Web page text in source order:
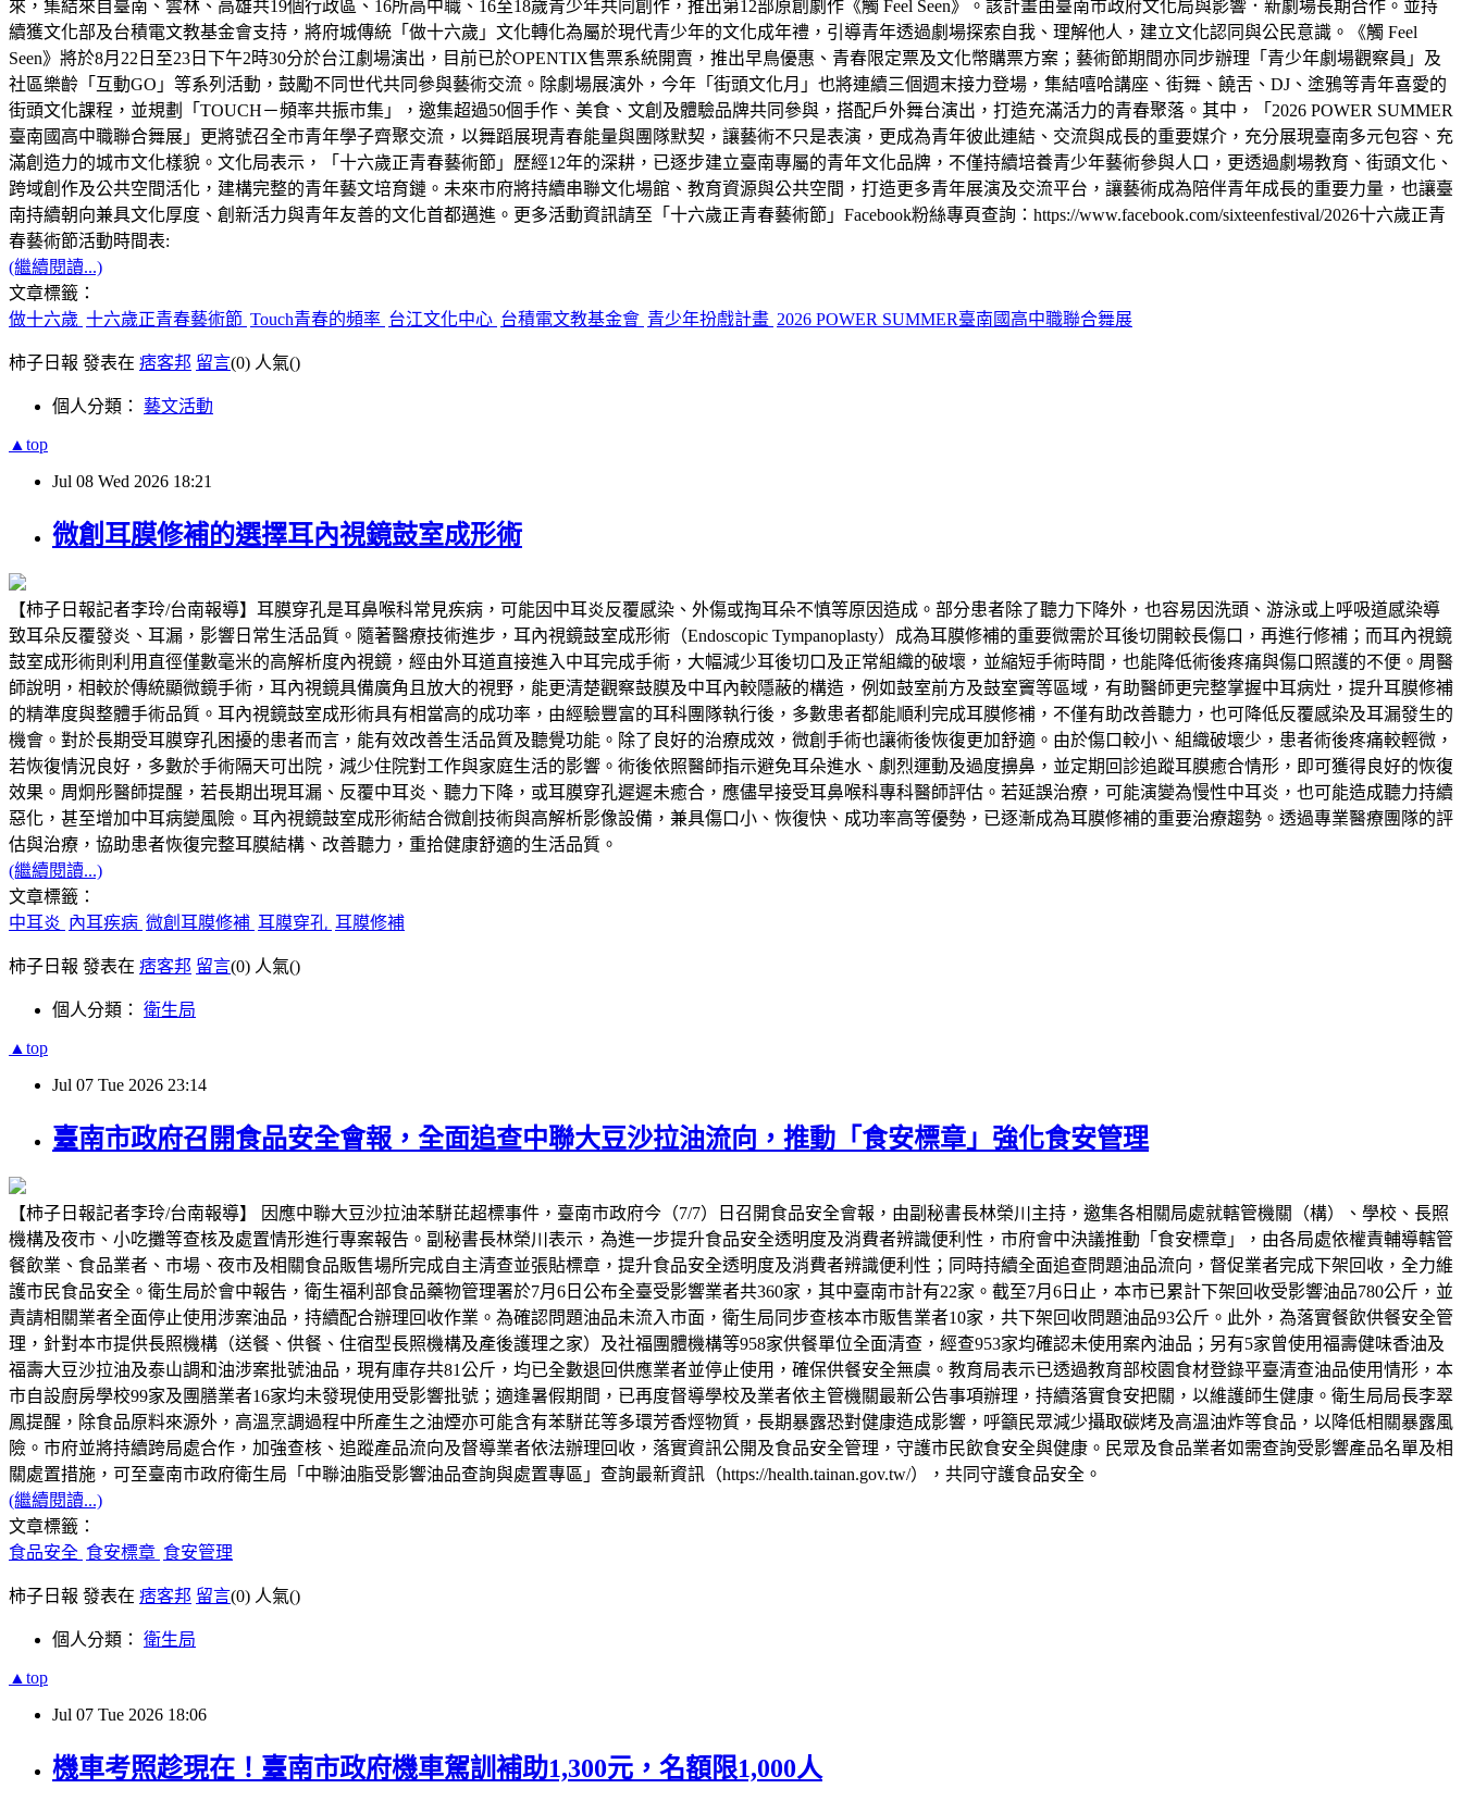
來，集結來自臺南、雲林、高雄共19個行政區、16所高中職、16至18歲青少年共同創作，推出第12部原創劇作《觸 Feel Seen》。該計畫由臺南市政府文化局與影響．新劇場長期合作。並持
續獲文化部及台積電文教基金會支持，將府城傳統「做十六歲」文化轉化為屬於現代青少年的文化成年禮，引導青年透過劇場探索自我、理解他人，建立文化認同與公民意識。《觸 Feel
Seen》將於8月22日至23日下午2時30分於台江劇場演出，目前已於OPENTIX售票系統開賣，推出早鳥優惠、青春限定票及文化幣購票方案；藝術節期間亦同步辦理「青少年劇場觀察員」及
社區樂齡「互動GO」等系列活動，鼓勵不同世代共同參與藝術交流。除劇場展演外，今年「街頭文化月」也將連續三個週末接力登場，集結嘻哈講座、街舞、饒舌、DJ、塗鴉等青年喜愛的
街頭文化課程，並規劃「TOUCH－頻率共振市集」，邀集超過50個手作、美食、文創及體驗品牌共同參與，搭配戶外舞台演出，打造充滿活力的青春聚落。其中，「2026 POWER SUMMER
臺南國高中職聯合舞展」更將號召全市青年學子齊聚交流，以舞蹈展現青春能量與團隊默契，讓藝術不只是表演，更成為青年彼此連結、交流與成長的重要媒介，充分展現臺南多元包容、充
滿創造力的城市文化樣貌。文化局表示，「十六歲正青春藝術節」歷經12年的深耕，已逐步建立臺南專屬的青年文化品牌，不僅持續培養青少年藝術參與人口，更透過劇場教育、街頭文化、
跨域創作及公共空間活化，建構完整的青年藝文培育鏈。未來市府將持續串聯文化場館、教育資源與公共空間，打造更多青年展演及交流平台，讓藝術成為陪伴青年成長的重要力量，也讓臺
南持續朝向兼具文化厚度、創新活力與青年友善的文化首都邁進。更多活動資訊請至「十六歲正青春藝術節」Facebook粉絲專頁查詢：https://www.facebook.com/sixteenfestival/2026十六歲正青
春藝術節活動時間表:
(繼續閱讀...)
文章標籤：
做十六歲 十六歲正青春藝術節 Touch青春的頻率 台江文化中心 台積電文教基金會 青少年扮戲計畫 2026 POWER SUMMER臺南國高中職聯合舞展
柿子日報 發表在 痞客邦 留言(0) 人氣()
個人分類： 藝文活動
▲top
Jul 08 Wed 2026 18:21
微創耳膜修補的選擇耳內視鏡鼓室成形術
【柿子日報記者李玲/台南報導】耳膜穿孔是耳鼻喉科常見疾病，可能因中耳炎反覆感染、外傷或掏耳朵不慎等原因造成。部分患者除了聽力下降外，也容易因洗頭、游泳或上呼吸道感染導
致耳朵反覆發炎、耳漏，影響日常生活品質。隨著醫療技術進步，耳內視鏡鼓室成形術（Endoscopic Tympanoplasty）成為耳膜修補的重要微需於耳後切開較長傷口，再進行修補；而耳內視鏡
鼓室成形術則利用直徑僅數毫米的高解析度內視鏡，經由外耳道直接進入中耳完成手術，大幅減少耳後切口及正常組織的破壞，並縮短手術時間，也能降低術後疼痛與傷口照護的不便。周醫
師說明，相較於傳統顯微鏡手術，耳內視鏡具備廣角且放大的視野，能更清楚觀察鼓膜及中耳內較隱蔽的構造，例如鼓室前方及鼓室竇等區域，有助醫師更完整掌握中耳病灶，提升耳膜修補
的精準度與整體手術品質。耳內視鏡鼓室成形術具有相當高的成功率，由經驗豐富的耳科團隊執行後，多數患者都能順利完成耳膜修補，不僅有助改善聽力，也可降低反覆感染及耳漏發生的
機會。對於長期受耳膜穿孔困擾的患者而言，能有效改善生活品質及聽覺功能。除了良好的治療成效，微創手術也讓術後恢復更加舒適。由於傷口較小、組織破壞少，患者術後疼痛較輕微，
若恢復情況良好，多數於手術隔天可出院，減少住院對工作與家庭生活的影響。術後依照醫師指示避免耳朵進水、劇烈運動及過度擤鼻，並定期回診追蹤耳膜癒合情形，即可獲得良好的恢復
效果。周炯彤醫師提醒，若長期出現耳漏、反覆中耳炎、聽力下降，或耳膜穿孔遲遲未癒合，應儘早接受耳鼻喉科專科醫師評估。若延誤治療，可能演變為慢性中耳炎，也可能造成聽力持續
惡化，甚至增加中耳病變風險。耳內視鏡鼓室成形術結合微創技術與高解析影像設備，兼具傷口小、恢復快、成功率高等優勢，已逐漸成為耳膜修補的重要治療趨勢。透過專業醫療團隊的評
估與治療，協助患者恢復完整耳膜結構、改善聽力，重拾健康舒適的生活品質。
(繼續閱讀...)
文章標籤：
中耳炎 內耳疾病 微創耳膜修補 耳膜穿孔 耳膜修補
柿子日報 發表在 痞客邦 留言(0) 人氣()
個人分類： 衛生局
▲top
Jul 07 Tue 2026 23:14
臺南市政府召開食品安全會報，全面追查中聯大豆沙拉油流向，推動「食安標章」強化食安管理
【柿子日報記者李玲/台南報導】 因應中聯大豆沙拉油苯駢芘超標事件，臺南市政府今（7/7）日召開食品安全會報，由副秘書長林榮川主持，邀集各相關局處就轄管機關（構）、學校、長照
機構及夜市、小吃攤等查核及處置情形進行專案報告。副秘書長林榮川表示，為進一步提升食品安全透明度及消費者辨識便利性，市府會中決議推動「食安標章」，由各局處依權責輔導轄管
餐飲業、食品業者、市場、夜市及相關食品販售場所完成自主清查並張貼標章，提升食品安全透明度及消費者辨識便利性；同時持續全面追查問題油品流向，督促業者完成下架回收，全力維
護市民食品安全。衛生局於會中報告，衛生福利部食品藥物管理署於7月6日公布全臺受影響業者共360家，其中臺南市計有22家。截至7月6日止，本市已累計下架回收受影響油品780公斤，並
責請相關業者全面停止使用涉案油品，持續配合辦理回收作業。為確認問題油品未流入市面，衛生局同步查核本市販售業者10家，共下架回收問題油品93公斤。此外，為落實餐飲供餐安全管
理，針對本市提供長照機構（送餐、供餐、住宿型長照機構及產後護理之家）及社福團體機構等958家供餐單位全面清查，經查953家均確認未使用案內油品；另有5家曾使用福壽健味香油及
福壽大豆沙拉油及泰山調和油涉案批號油品，現有庫存共81公斤，均已全數退回供應業者並停止使用，確保供餐安全無虞。教育局表示已透過教育部校園食材登錄平臺清查油品使用情形，本
市自設廚房學校99家及團膳業者16家均未發現使用受影響批號；適逢暑假期間，已再度督導學校及業者依主管機關最新公告事項辦理，持續落實食安把關，以維護師生健康。衛生局局長李翠
鳳提醒，除食品原料來源外，高溫烹調過程中所產生之油煙亦可能含有苯駢芘等多環芳香烴物質，長期暴露恐對健康造成影響，呼籲民眾減少攝取碳烤及高溫油炸等食品，以降低相關暴露風
險。市府並將持續跨局處合作，加強查核、追蹤產品流向及督導業者依法辦理回收，落實資訊公開及食品安全管理，守護市民飲食安全與健康。民眾及食品業者如需查詢受影響產品名單及相
關處置措施，可至臺南市政府衛生局「中聯油脂受影響油品查詢與處置專區」查詢最新資訊（https://health.tainan.gov.tw/），共同守護食品安全。
(繼續閱讀...)
文章標籤：
食品安全 食安標章 食安管理
柿子日報 發表在 痞客邦 留言(0) 人氣()
個人分類： 衛生局
▲top
Jul 07 Tue 2026 18:06
機車考照趁現在！臺南市政府機車駕訓補助1,300元，名額限1,000人